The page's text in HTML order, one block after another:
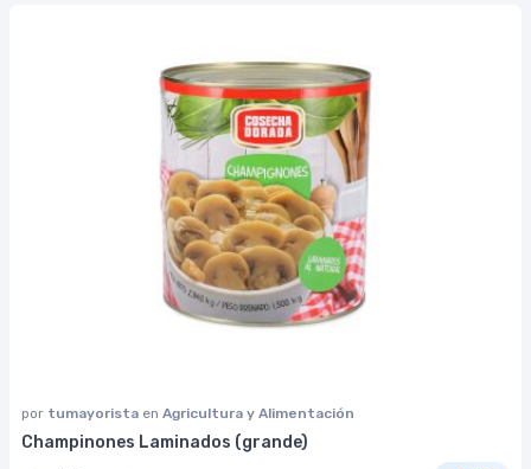
por tumayorista en Agricultura y Alimentación
Champinones Laminados (grande)